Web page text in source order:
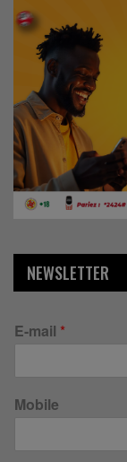
NEWSLETTER
E-mail *
Mobile